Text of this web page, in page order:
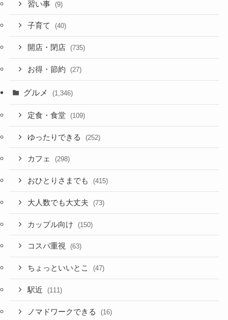
習い事 (9)
子育て (40)
開店・閉店 (735)
お得・節約 (27)
グルメ (1,346)
定食・食堂 (109)
ゆったりできる (252)
カフェ (298)
おひとりさまでも (415)
大人数でも大丈夫 (73)
カップル向け (150)
コスパ重視 (63)
ちょっといいとこ (47)
駅近 (111)
ノマドワークできる (16)